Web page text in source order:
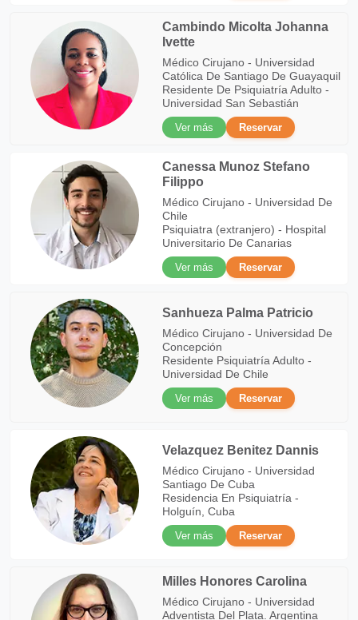
Cambindo Micolta Johanna
Ivette
Médico Cirujano - Universidad
Católica De Santiago De Guayaquil
Residente De Psiquiatría Adulto -
Universidad San Sebastián
Ver más
Reservar
Canessa Munoz Stefano
Filippo
Médico Cirujano - Universidad De
Chile
Psiquiatra (extranjero) - Hospital
Universitario De Canarias
Ver más
Reservar
Sanhueza Palma Patricio
Médico Cirujano - Universidad De
Concepción
Residente Psiquiatría Adulto -
Universidad De Chile
Ver más
Reservar
Velazquez Benitez Dannis
Médico Cirujano - Universidad
Santiago De Cuba
Residencia En Psiquiatría -
Holguín, Cuba
Ver más
Reservar
Milles Honores Carolina
Médico Cirujano - Universidad
Adventista Del Plata. Argentina